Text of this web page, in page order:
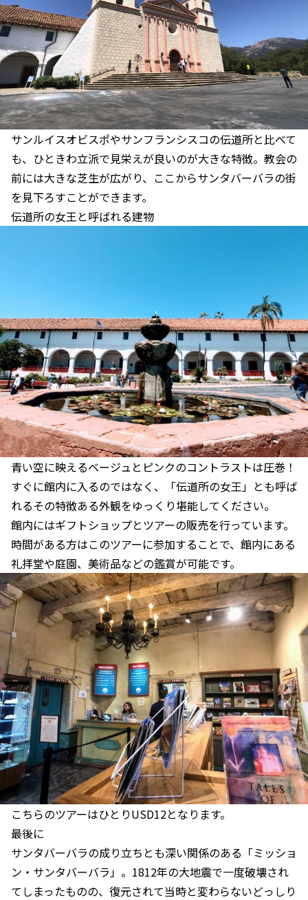
サンルイスオビスポやサンフランシスコの伝道所と比べて
も、ひときわ立派で見栄えが良いのが大きな特徴。教会の
前には大きな芝生が広がり、ここからサンタバーバラの街
を見下ろすことができます。
伝道所の女王と呼ばれる建物
青い空に映えるベージュとピンクのコントラストは圧巻！
すぐに館内に入るのではなく、「伝道所の女王」とも呼ば
れるその特徴ある外観をゆっくり堪能してください。
館内にはギフトショップとツアーの販売を行っています。
時間がある方はこのツアーに参加することで、館内にある
礼拝堂や庭園、美術品などの鑑賞が可能です。
こちらのツアーはひとりUSD12となります。
最後に
サンタバーバラの成り立ちとも深い関係のある「ミッショ
ン・サンタバーバラ」。1812年の大地震で一度破壊され
てしまったものの、復元されて当時と変わらないどっしり